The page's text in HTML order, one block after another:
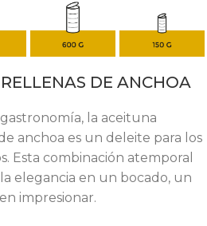
DE ANCHOA
la aceituna
anchoa es un deleite para los
Esta combinación atemporal
elegancia en un bocado, un
impresionar.